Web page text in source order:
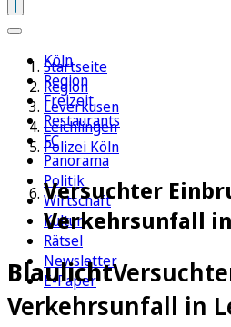
Köln
Region
Freizeit
Restaurants
FC
Panorama
Politik
Wirtschaft
Kultur
Rätsel
Newsletter
E-Paper
Startseite
Region
Leverkusen
Leichlingen
Polizei Köln
Versuchter
Verkehrsunfall
Blaulicht
Verkehrsunfall in